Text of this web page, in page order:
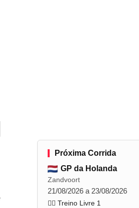
Próxima Corrida
GP da Holanda
Zandvoort
21/08/2026 a 23/08/2026
🏋️‍♂️ Treino Livre 1